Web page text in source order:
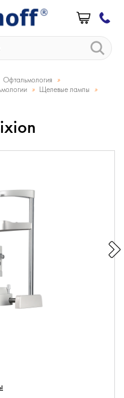
Офтальмология »
» Щелевые лампы »